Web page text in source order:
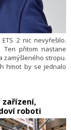
2 nic nevyřešilo.
Ten přitom nastane
zamýšleného stropu.
hmot by se jednalo
inflaci. Postoj nové
paradoxně ještě
vítěze. Ve svém
Pavel Urubek.
roboti